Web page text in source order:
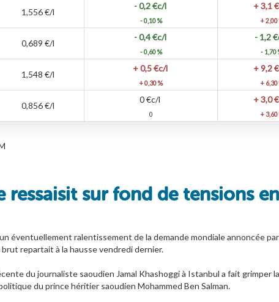
1,556€/l
- 0,2€c/l
- 0,10 %
+ 3,1
+ 2,00
0,689 €/l
- 0,4€c/l
- 0,60 %
- 1,2
- 1,70
1,548 €/l
+ 0,5€c/l
+ 0,30 %
+ 9,2
+ 6,30
0,856€/l
0€c/l
0
+ 3,0
+ 3,60
sur fond de tensions
éventuellement ralentissement de la demande mondiale annoncée
repartait à la hausse vendredi dernier.
du journaliste saoudien Jamal Khashoggi à Istanbul a fait grimper
du prince héritier saoudien Mohammed Ben Salman.